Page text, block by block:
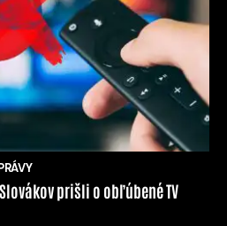
prišli o obľúbené TV